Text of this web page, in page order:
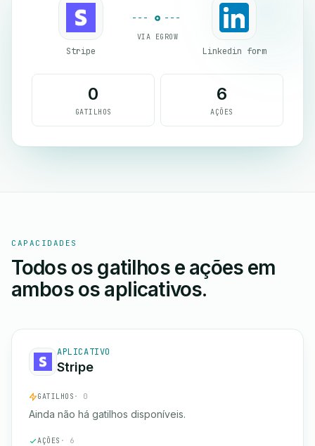
Stripe
VIA EGROW
Linkedin form
0
GATILHOS
6
AÇÕES
CAPACIDADES
Todos os gatilhos e ações em
ambos os aplicativos.
APLICATIVO
Stripe
GATILHOS · 0
Ainda não há gatilhos disponíveis.
AÇÕES · 6